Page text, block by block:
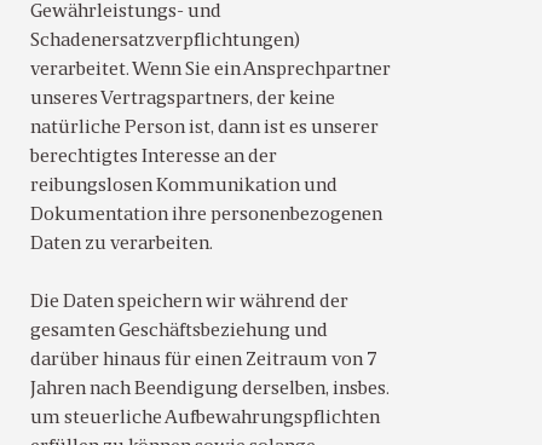
Gewährleistungs- und
Schadenersatzverpflichtungen)
verarbeitet. Wenn Sie ein Ansprechpartner
unseres Vertragspartners, der keine
natürliche Person ist, dann ist es unserer
berechtigtes Interesse an der
reibungslosen Kommunikation und
Dokumentation ihre personenbezogenen
Daten zu verarbeiten.
Die Daten speichern wir während der
gesamten Geschäftsbeziehung und
darüber hinaus für einen Zeitraum von 7
Jahren nach Beendigung derselben, insbes.
um steuerliche Aufbewahrungspflichten